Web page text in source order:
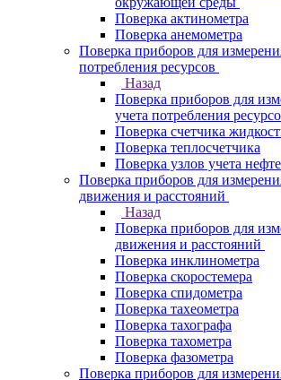
Поверка актинометра
Поверка анемометра
Поверка приборов для
потребления ресурсов
Назад
Поверка приборов для
учета потребления
Поверка счетчика
Поверка теплосчетчика
Поверка узлов учета
Поверка приборов для
движения и расстояний
Назад
Поверка приборов для
движения и расстояний
Поверка инклинометра
Поверка скоростемера
Поверка спидометра
Поверка тахеометра
Поверка тахографа
Поверка тахометра
Поверка фазометра
Поверка приборов для